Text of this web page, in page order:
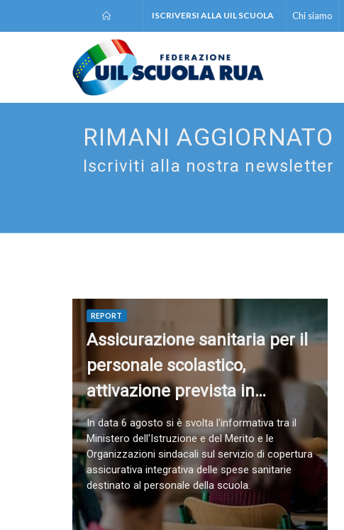
ISCRIVERSI ALLA UIL SCUOLA Chi siamo
RIMANI AGGIORNATO
Iscriviti alla nostra newsletter
REPORT
Assicurazione sanitaria per il
personale scolastico,
attivazione prevista in
autunno
In data 6 agosto si è svolta l'informativa tra il
Ministero dell'Istruzione e del Merito e le
Organizzazioni sindacali sul servizio di copertura
assicurativa integrativa delle spese sanitarie
destinato al personale della scuola.